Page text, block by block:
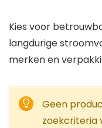
Kies voor
langdurige
merken en
Geen
zoekcriteria